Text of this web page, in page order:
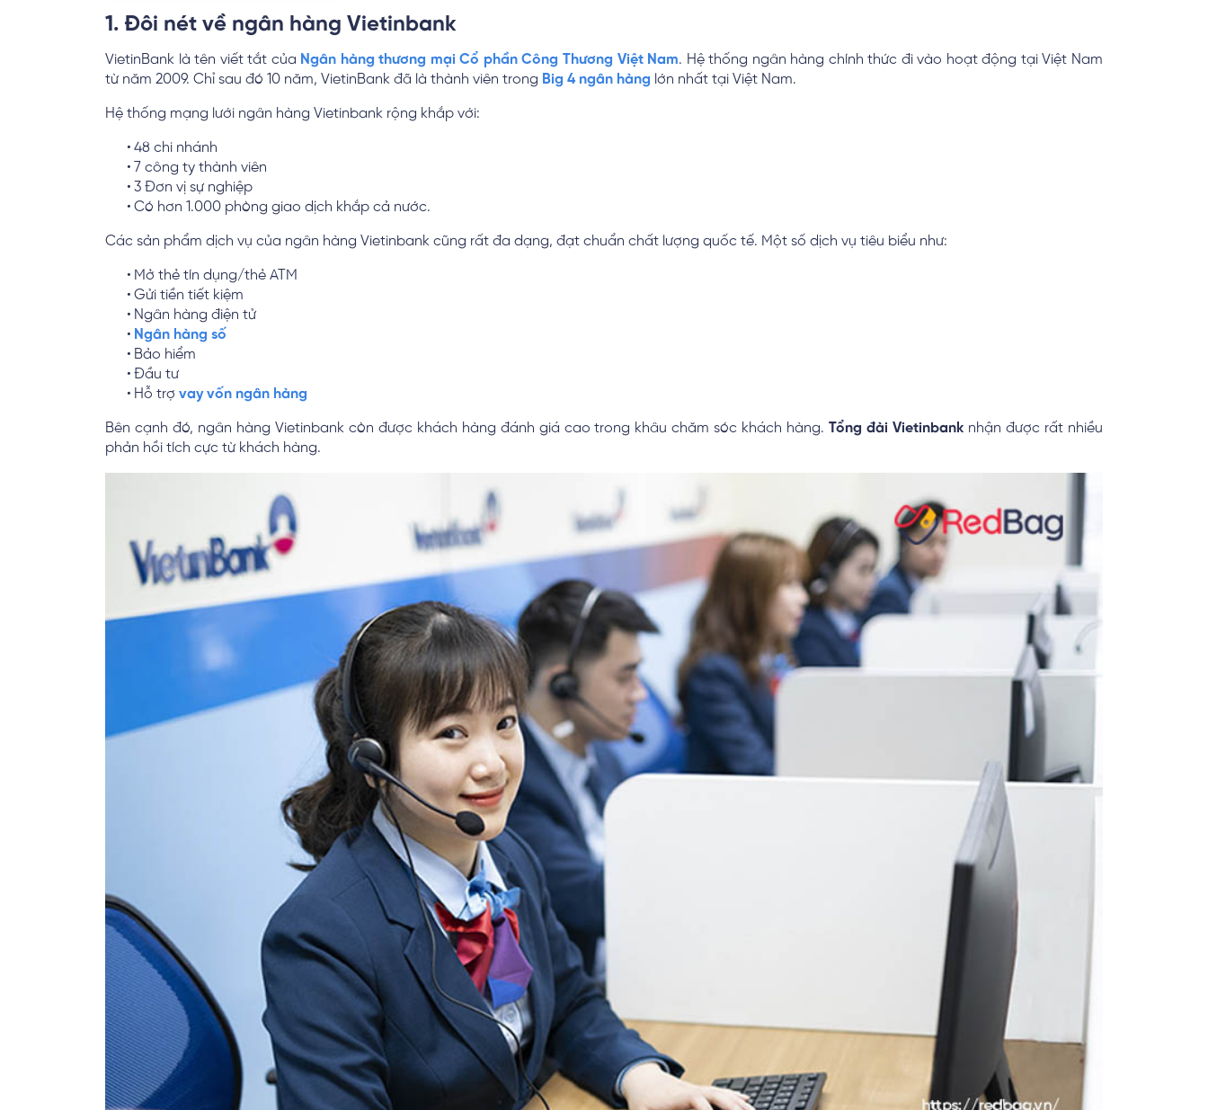
1. Đôi nét về ngân hàng Vietinbank
VietinBank là tên viết tắt của Ngân hàng thương mại Cổ phần Công Thương Việt Nam. Hệ thống ngân hàng chính thức đi vào hoạt động tại Việt Nam
từ năm 2009. Chỉ sau đó 10 năm, VietinBank đã là thành viên trong Big 4 ngân hàng lớn nhất tại Việt Nam.
Hệ thống mạng lưới ngân hàng Vietinbank rộng khắp với:
48 chi nhánh
7 công ty thành viên
3 Đơn vị sự nghiệp
Có hơn 1.000 phòng giao dịch khắp cả nước.
Các sản phẩm dịch vụ của ngân hàng Vietinbank cũng rất đa dạng, đạt chuẩn chất lượng quốc tế. Một số dịch vụ tiêu biểu như:
Mở thẻ tín dụng/thẻ ATM
Gửi tiền tiết kiệm
Ngân hàng điện tử
Ngân hàng số
Bảo hiểm
Đầu tư
Hỗ trợ vay vốn ngân hàng
Bên cạnh đó, ngân hàng Vietinbank còn được khách hàng đánh giá cao trong khâu chăm sóc khách hàng.Tổng đài Vietinbank nhận được rất nhiều
phản hồi tích cực từ khách hàng.